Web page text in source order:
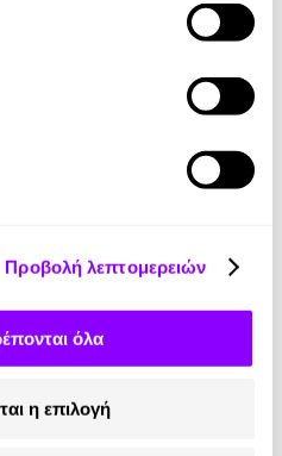
Προβολή λεπτομερειών
όλα
η επιλογή